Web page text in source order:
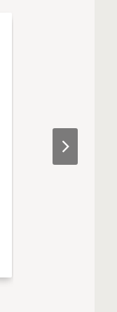
Baumit